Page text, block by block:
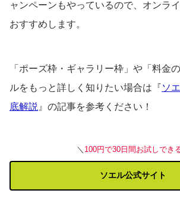
ャンペーンもやっているので、オンラ
おすすめします。
「ポーズ枠・ギャラリー枠」や「料金
ルをもっと詳しく知りたい場合は『ソ
底解説 』の記事を参考ください！
＼ 100円で30日間お試しでき
ソエル公式サイト